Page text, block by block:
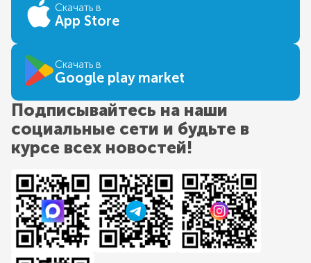
Скачать в
App Store
Скачать в
Google play market
Подписывайтесь на наши
социальные сети и будьте в
курсе всех новостей!